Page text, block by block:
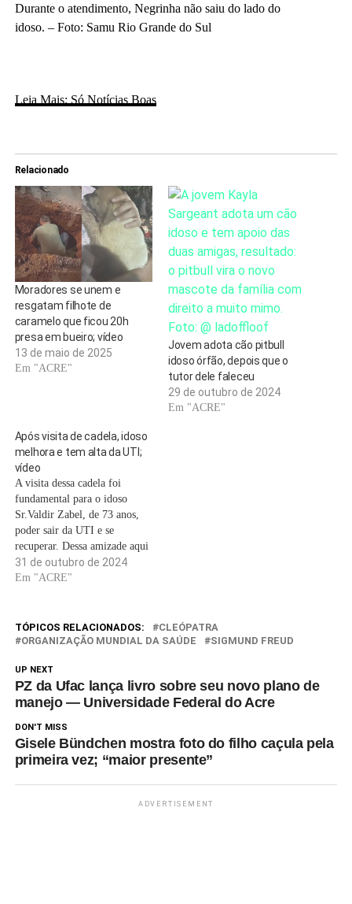
Durante o atendimento, Negrinha não saiu do lado do
idoso. – Foto: Samu Rio Grande do Sul
Leia Mais: Só Notícias Boas
Relacionado
Moradores se unem e
resgatam filhote de
caramelo que ficou 20h
presa em bueiro; vídeo
13 de maio de 2025
Em "ACRE"
Jovem adota cão pitbull
idoso órfão, depois que o
tutor dele faleceu
29 de outubro de 2024
Em "ACRE"
Após visita de cadela, idoso
melhora e tem alta da UTI;
vídeo
A visita dessa cadela foi
fundamental para o idoso
Sr.Valdir Zabel, de 73 anos,
poder sair da UTI e se
recuperar. Dessa amizade aqui
ninguém duvida! A vira-
latinha Preta e o tutor estavam
internado para tomar um
medicamento especial,
31 de outubro de 2024
Em "ACRE"
TÓPICOS RELACIONADOS:
CLEÓPATRA
ORGANIZAÇÃO MUNDIAL DA SAÚDE
SIGMUND FREUD
UP NEXT
PZ da Ufac lança livro sobre seu novo plano de
manejo — Universidade Federal do Acre
DON'T MISS
Gisele Bündchen mostra foto do filho caçula pela
primeira vez; “maior presente”
ADVERTISEMENT